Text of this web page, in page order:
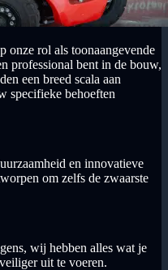
rol als toonaangevende
professional bent in de bouw,
een breed scala aan
specifieke behoeften
en innovatieve
om zelfs de zwaarste
wij hebben alles wat je
uit te voeren.